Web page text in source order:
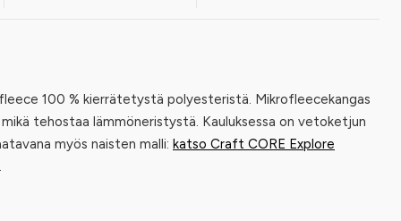
100 % kierrätetystä polyesteristä. Mikrofleecekangas
tehostaa lämmöneristystä. Kauluksessa on vetoketjun
myös naisten malli: katso Craft CORE Explore